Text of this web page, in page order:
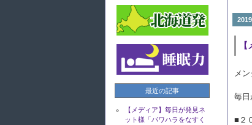
メ
毎日
■２
最近の記事
【メディア】毎日が発見ネ
ット様「パワハラをなすく